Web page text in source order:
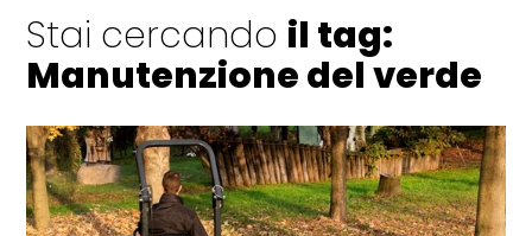
Stai cercando il tag:
Manutenzione del verde